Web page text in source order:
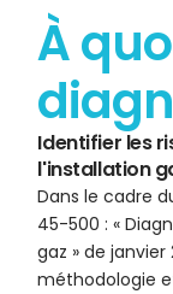
À
Identifier les
l'installation
Dans le cadre
45-500 : «
gaz » de
méthodologie